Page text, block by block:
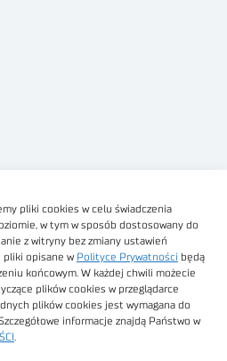
pliki cookies w celu świadczenia
w tym w sposób dostosowany do
z witryny bez zmiany ustawień
pliki opisane w Polityce Prywatności będą
końcowym. W każdej chwili możecie
plików cookies w przeglądarce
plików cookies jest wymagana do
informacje znajdą Państwo w